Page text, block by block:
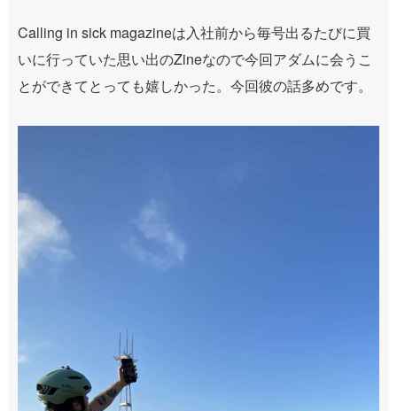
Calling in sick magazineは入社前から毎号出るたびに買
いに行っていた思い出のZineなので今回アダムに会うこ
とができてとっても嬉しかった。今回彼の話多めです。